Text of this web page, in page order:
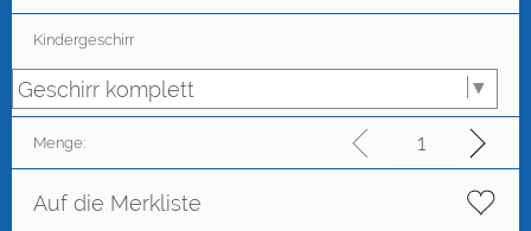
Kindergeschirr
Menge:
Auf die Merkliste